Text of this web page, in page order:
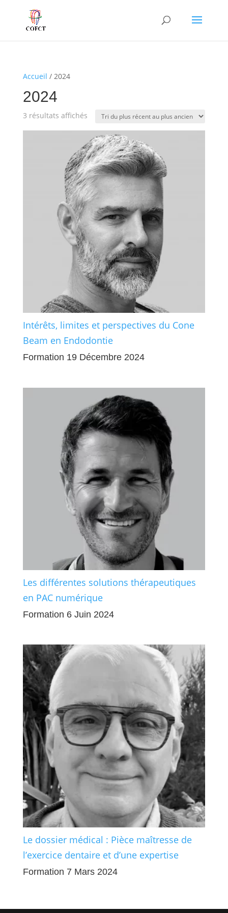
Accueil / 2024
2024
3 résultats affichésTrié
plus
récent
au
plus
ancien
Intérêts, limites et perspectives du Cone
Beam en Endodontie
Formation 19 Décembre 2024
Les différentes solutions thérapeutiques
en PAC numérique
Formation 6 Juin 2024
Le dossier médical : Pièce maîtresse de
l’exercice dentaire et d’une expertise
Formation 7 Mars 2024